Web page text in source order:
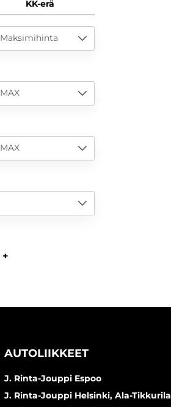
KK-erä
Maksimihinta
MAX
MAX
AUTOLIIKKEET
J. Rinta-Jouppi Espoo
J. Rinta-Jouppi Helsinki, Ala-Tikkurila